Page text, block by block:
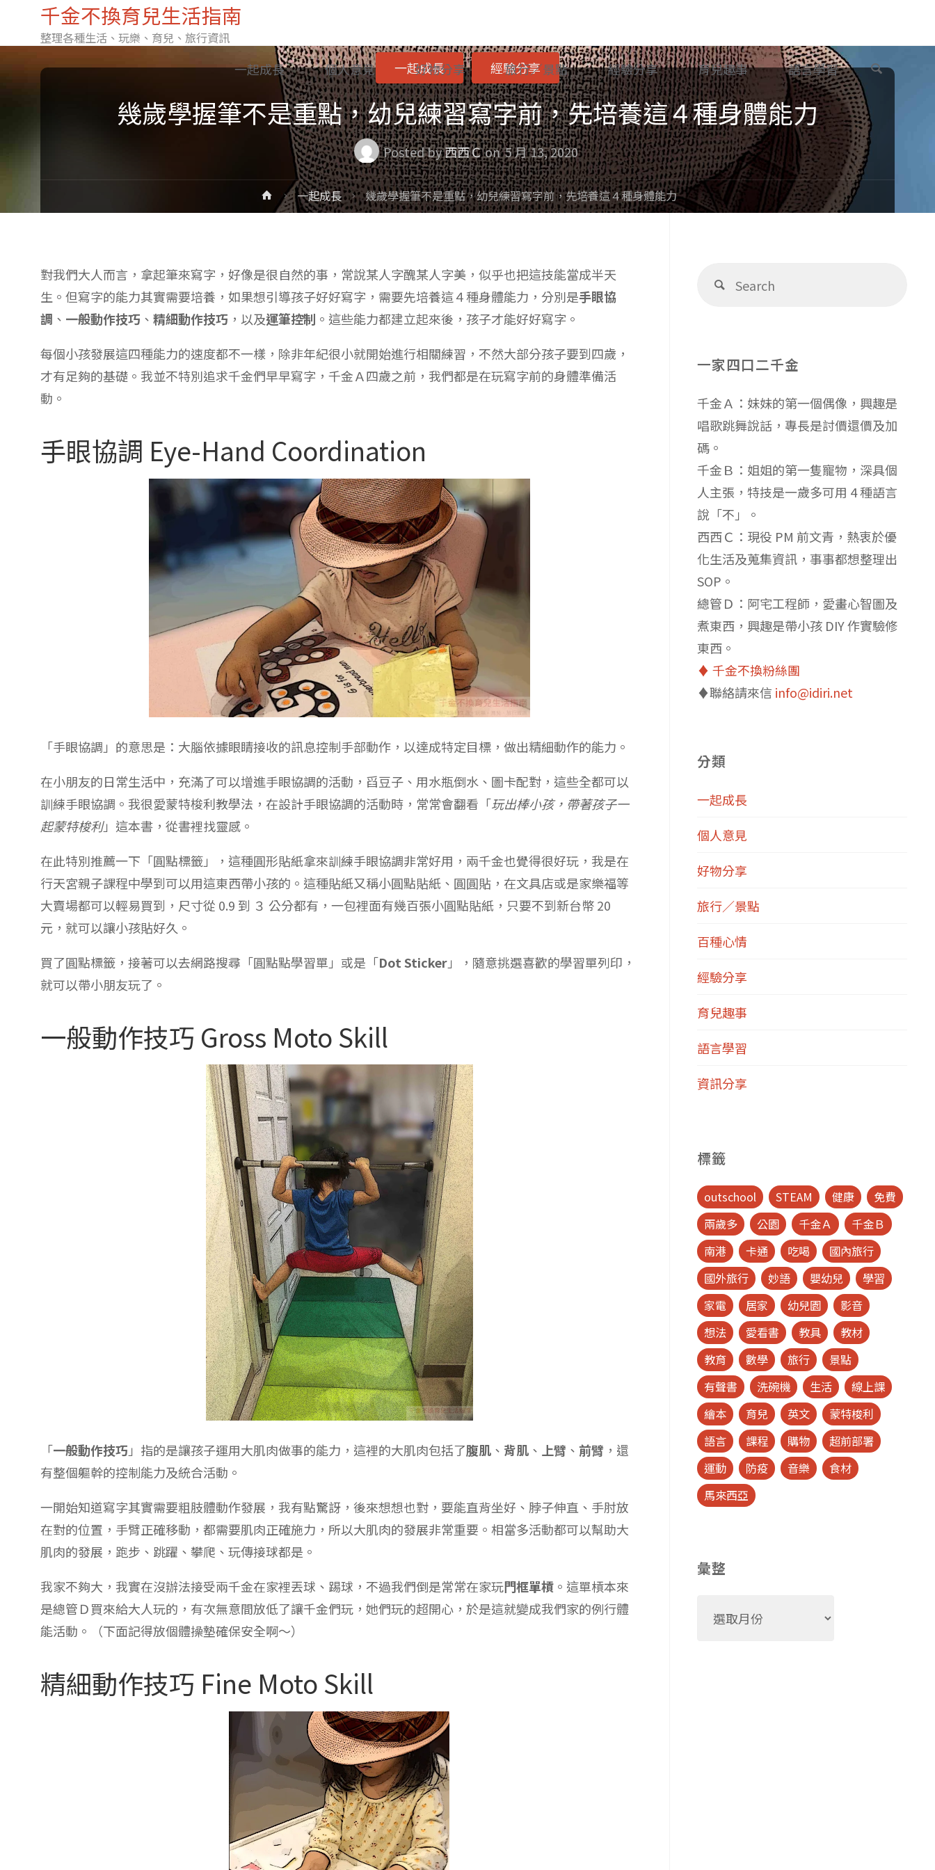
千金不換育兒生活指南
整理各種生活、玩樂、育兒、旅行資訊
Skip
to
一起成長 個人意見 好物分享 旅行／景點 經驗分享 育兒趣事 語言學習
幾歲學握筆不是重點，幼兒練習寫字前，先培養這４種身體能力
Posted by西西Ｃon 5 月 13, 2020
一起成長 經驗分享
Home一起成長 幾歲學握筆不是重點，幼兒練習寫字前，先培養這４種身體能力
對我們大人而言，拿起筆來寫字，好像是很自然的事，常說某人字醜某人字美，似乎也把這技能當成半天
生。但寫字的能力其實需要培養，如果想引導孩子好好寫字，需要先培養這４種身體能力，分別是手眼協
調 、 一般動作技巧 、 精細動作技巧 ，以及運筆控制 。這些能力都建立起來後，孩子才能好好寫字。
每個小孩發展這四種能力的速度都不一樣，除非年紀很小就開始進行相關練習，不然大部分孩子要到四歲，
才有足夠的基礎。我並不特別追求千金們早早寫字，千金Ａ四歲之前，我們都是在玩寫字前的身體準備活
動。
手眼協調 Eye-Hand Coordination
「手眼協調」的意思是：大腦依據眼睛接收的訊息控制手部動作，以達成特定目標，做出精細動作的能力。
在小朋友的日常生活中，充滿了可以增進手眼協調的活動，舀豆子、用水瓶倒水、圖卡配對，這些全都可以
訓練手眼協調。我很愛蒙特梭利教學法，在設計手眼協調的活動時，常常會翻看「玩出棒小孩，帶著孩子一
起蒙特梭利」這本書，從書裡找靈感。
在此特別推薦一下「圓點標籤」，這種圓形貼紙拿來訓練手眼協調非常好用，兩千金也覺得很好玩，我是在
行天宮親子課程中學到可以用這東西帶小孩的。這種貼紙又稱小圓點貼紙、圓圓貼，在文具店或是家樂福等
大賣場都可以輕易買到，尺寸從 0.9 到 ３ 公分都有，一包裡面有幾百張小圓點貼紙，只要不到新台幣 20
元，就可以讓小孩貼好久。
買了圓點標籤，接著可以去網路搜尋「圓點點學習單」或是「Dot Sticker」，隨意挑選喜歡的學習單列印，
就可以帶小朋友玩了。
一般動作技巧 Gross Moto Skill
「一般動作技巧」指的是讓孩子運用大肌肉做事的能力，這裡的大肌肉包括了腹肌 、 背肌 、 上臂 、 前臂 ，還
有整個軀幹的控制能力及統合活動。
一開始知道寫字其實需要粗肢體動作發展，我有點驚訝，後來想想也對，要能直背坐好、脖子伸直、手肘放
在對的位置，手臂正確移動，都需要肌肉正確施力，所以大肌肉的發展非常重要。相當多活動都可以幫助大
肌肉的發展，跑步、跳躍、攀爬、玩傳接球都是。
我家不夠大，我實在沒辦法接受兩千金在家裡丟球、踢球，不過我們倒是常常在家玩門框單槓 。這單槓本來
是總管Ｄ買來給大人玩的，有次無意間放低了讓千金們玩，她們玩的超開心，於是這就變成我們家的例行體
能活動。（下面記得放個體操墊確保安全啊～）
精細動作技巧 Fine Moto Skill
Search
一家四口二千金
千金Ａ：妹妹的第一個偶像，興趣是
唱歌跳舞說話，專長是討價還價及加
碼。
千金Ｂ：姐姐的第一隻寵物，深具個
人主張，特技是一歲多可用 4 種語言
說「不」。
西西Ｃ：現役 PM 前文青，熱衷於優
化生活及蒐集資訊，事事都想整理出
SOP。
總管Ｄ：阿宅工程師，愛畫心智圖及
煮東西，興趣是帶小孩 DIY 作實驗修
東西。
♦️ 千金不換粉絲團
♦️聯絡請來信 info@idiri.net
分類
一起成長
個人意見
好物分享
旅行／景點
百種心情
經驗分享
育兒趣事
語言學習
資訊分享
標籤
outschool STEAM 健康
免費
兩歲多
公園 千金Ａ
千金Ｂ
南港
卡通 吃喝
國內旅行
國外旅行
妙語 嬰幼兒
學習
家電
居家 幼兒園
影音
想法
愛看書 教具
教材
教育
數學 旅行
景點
有聲書
洗碗機 生活
線上課
繪本
育兒 英文
蒙特梭利
語言
課程 購物
超前部署
運動
防疫 音樂
食材
馬來西亞
彙整